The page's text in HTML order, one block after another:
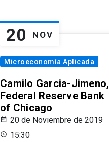
20 NOV
Microeconomía Aplicada
Camilo Garcia-Jimeno,
Federal Reserve Bank
of Chicago
20 de Noviembre de 2019
15:30